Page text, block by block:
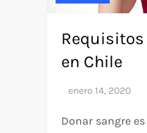
en Chile
Donar sangre